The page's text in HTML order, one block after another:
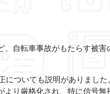
、自転車事故がもたらす被
ついても説明がありました。
り厳格化され、特に信号無